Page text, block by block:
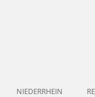
NIEDERRHEIN